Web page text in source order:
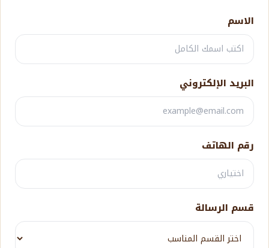
الاسم
البريد الإلكتروني
رقم الهاتف
قسم الرسالة